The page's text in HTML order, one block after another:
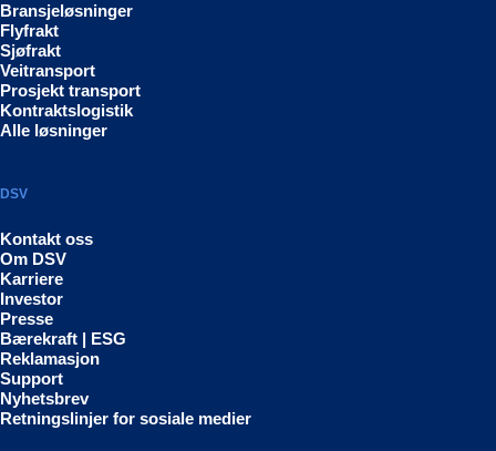
Bransjeløsninger
Flyfrakt
Sjøfrakt
Veitransport
Prosjekt transport
Kontraktslogistik
Alle løsninger
DSV
Kontakt oss
Om DSV
Karriere
Investor
Presse
Bærekraft | ESG
Reklamasjon
Support
Nyhetsbrev
Retningslinjer for sosiale medier